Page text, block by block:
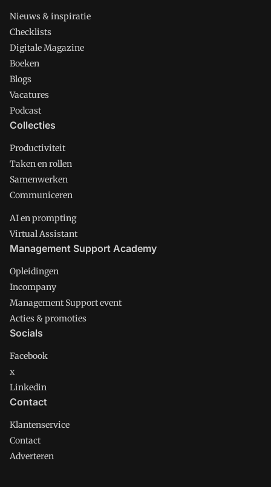
Nieuws & inspiratie
Checklists
Digitale Magazine
Boeken
Blogs
Vacatures
Podcast
Collecties
Productiviteit
Taken en rollen
Samenwerken
Communiceren
AI en prompting
Virtual Assistant
Management Support Academy
Opleidingen
Incompany
Management Support event
Acties & promoties
Socials
Facebook
x
Linkedin
Contact
Klantenservice
Contact
Adverteren